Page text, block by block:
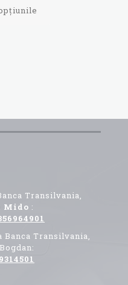
prețuri:
90 lei
Transilvania,
Mido :
Banca Transilvania,